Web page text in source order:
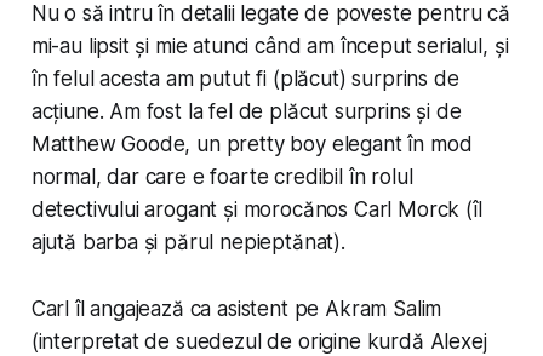
Nu o să intru în detalii legate de poveste pentru că
mi-au lipsit și mie atunci când am început serialul, și
în felul acesta am putut fi (plăcut) surprins de
acțiune. Am fost la fel de plăcut surprins și de
Matthew Goode, un pretty boy elegant în mod
normal, dar care e foarte credibil în rolul
detectivului arogant și morocănos Carl Morck (îl
ajută barba și părul nepieptănat).
Carl îl angajează ca asistent pe Akram Salim
(interpretat de suedezul de origine kurdă Alexej